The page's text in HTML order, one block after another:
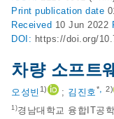
Print publication date
Received 10 Jun 2022
DOI: https://doi.org/
차량 소프트
오성빈 1) ; 김진호*, 2)
1)경남대학교 융합IT공